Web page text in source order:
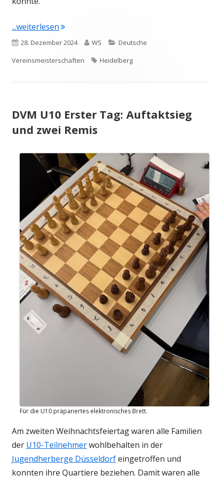
...weiterlesen"Halbzeit bei der DVM U12w, U12, U14"
Veröffentlicht
am
28. Dezember 2024 Autor
WS Kategorien
Deutsche
Vereinsmeisterschaften
Schlagwörter
Heidelberg
DVM U10 Erster Tag: Auftaktsieg
und zwei Remis
Für die U10 präpariertes elektronisches Brett.
Am zweiten Weihnachtsfeiertag waren alle Familien
der U10-Teilnehmerwohlbehalten in der
Jugendherberge Düsseldorfeingetroffen und
konnten ihre Quartiere beziehen. Damit waren alle